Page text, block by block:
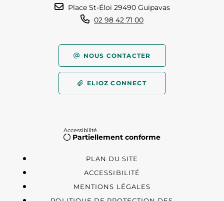
Place St-Éloi 29490 Guipavas
02 98 42 71 00
NOUS CONTACTER
ELIOZ CONNECT
Accessibilité
Partiellement conforme
PLAN DU SITE
ACCESSIBILITÉ
MENTIONS LÉGALES